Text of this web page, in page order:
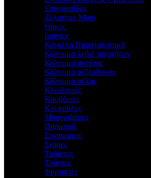
Επιγονατίδες
Ζελατίνες Moto
Θήκες
Ιμάντες
Κάγκελα Προστατευτικά
Κάλυμμα λεβιέ ταχυτήτων
Κάλυμμα μανέτας
Κάλυμμα ρεζερβουάρ
Κάλυμμα σέλας
Κλειδαριές
Κουβέρτες
Κουκούλες
Μπαγιαζιέρες
Παρμπρίζ
Συναγερμοί
Σχάρες
Τρόμπες
Τσάντες
Φορτιστές